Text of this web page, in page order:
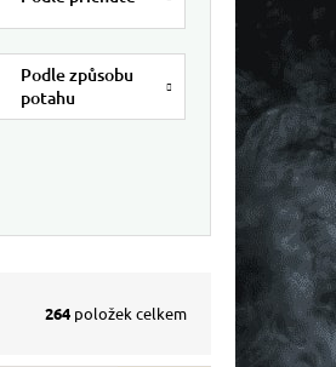
Podle způsobu
potahu
264 položek celkem